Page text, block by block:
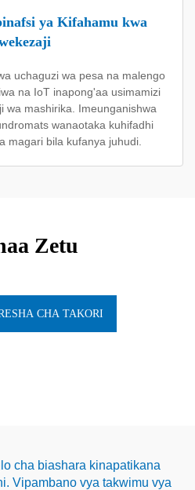
ya Kifahamu kwa
uchaguzi wa pesa na malengo
na IoT inapong'aa usimamizi
wa mashirika. Imeunganishwa
wanaotaka kuhifadhi
magari bila kufanya juhudi.
Zetu
CHA TAKORI
cha biashara kinapatikana
Vipambano vya takwimu vya